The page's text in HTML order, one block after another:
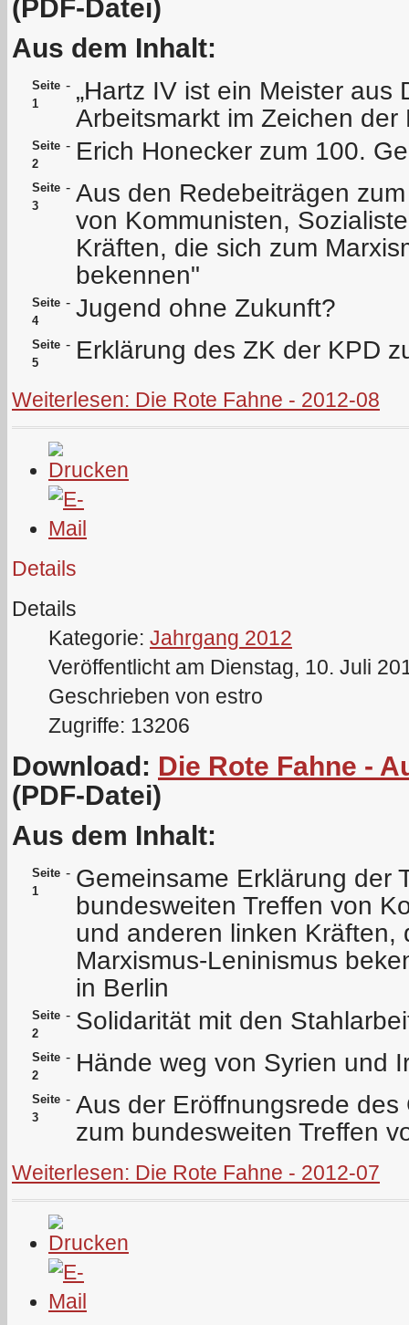
(PDF-Datei)
Aus dem Inhalt:
Seite
1
- „Hartz IV ist ein Meister aus
Arbeitsmarkt im Zeichen der
Seite
2
- Erich Honecker zum 100.
Seite
3
- Aus den Redebeiträgen
von Kommunisten,
Kräften, die sich zum
bekennen"
Seite
4
- Jugend ohne Zukunft?
Seite
5
- Erklärung des ZK der KPD
Weiterlesen: Die Rote Fahne - 2012-08
Details
Details
Kategorie: Jahrgang 2012
Veröffentlicht am Dienstag, 10. Juli
Geschrieben von estro
Zugriffe: 13206
Download: Die Rote Fahne -
(PDF-Datei)
Aus dem Inhalt:
Seite
1
- Gemeinsame Erklärung der
bundesweiten Treffen von
und anderen linken Kräften,
Marxismus-Leninismus
in Berlin
Seite
2
- Solidarität mit den
Seite
2
- Hände weg von Syrien und
Seite
3
- Aus der Eröffnungsrede des
zum bundesweiten Treffen
Weiterlesen: Die Rote Fahne - 2012-07